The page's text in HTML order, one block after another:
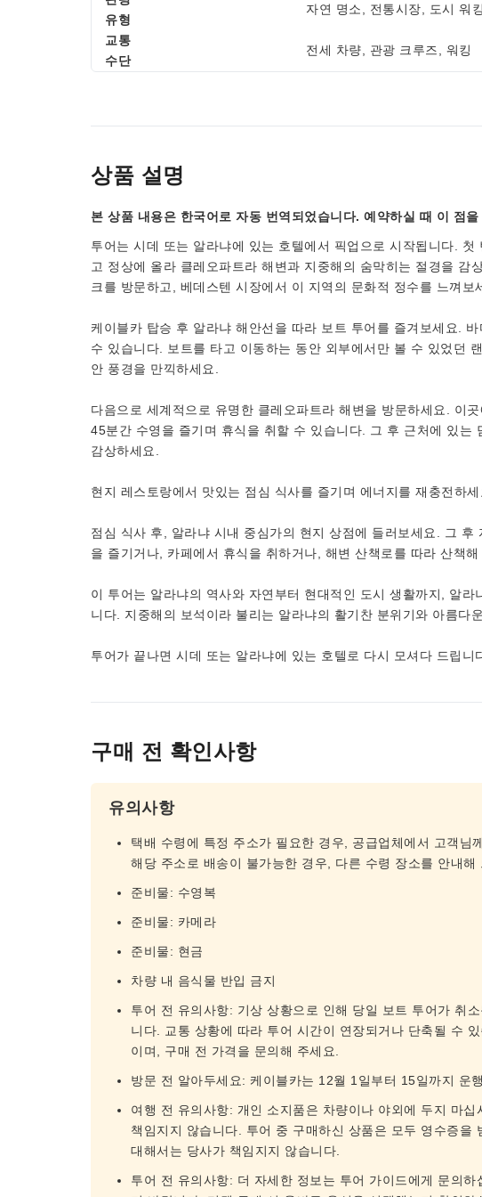
유형
자연 명소, 전통시장, 도시 워
교통
수단
전세 차량, 관광 크루즈, 워킹
상품 설명
본 상품 내용은 한국어로 자동 번역되었습니다. 예약하실 때 이 점
투어는 시데 또는 알라냐에 있는 호텔에서 픽업으로 시작됩니다.
고 정상에 올라 클레오파트라 해변과 지중해의 숨막히는 절경을 감
크를 방문하고, 베데스텐 시장에서 이 지역의 문화적 정수를 느껴보
케이블카 탑승 후 알라냐 해안선을 따라 보트 투어를 즐겨보세요.
수 있습니다. 보트를 타고 이동하는 동안 외부에서만 볼 수 있었던
안 풍경을 만끽하세요.
다음으로 세계적으로 유명한 클레오파트라 해변을 방문하세요. 이
45분간 수영을 즐기며 휴식을 취할 수 있습니다. 그 후 근처에 있는
감상하세요.
현지 레스토랑에서 맛있는 점심 식사를 즐기며 에너지를 재충전하
점심 식사 후, 알라냐 시내 중심가의 현지 상점에 들러보세요. 그 후
을 즐기거나, 카페에서 휴식을 취하거나, 해변 산책로를 따라 산책해
이 투어는 알라냐의 역사와 자연부터 현대적인 도시 생활까지, 알
니다. 지중해의 보석이라 불리는 알라냐의 활기찬 분위기와 아름다
투어가 끝나면 시데 또는 알라냐에 있는 호텔로 다시 모셔다 드립니
구매 전 확인사항
유의사항
택배 수령에 특정 주소가 필요한 경우, 공급업체에서 고객님
해당 주소로 배송이 불가능한 경우, 다른 수령 장소를 안내해
준비물: 수영복
준비물: 카메라
준비물: 현금
차량 내 음식물 반입 금지
투어 전 유의사항: 기상 상황으로 인해 당일 보트 투어가 취
니다. 교통 상황에 따라 투어 시간이 연장되거나 단축될 수
이며, 구매 전 가격을 문의해 주세요.
방문 전 알아두세요: 케이블카는 12월 1일부터 15일까지 운
여행 전 유의사항: 개인 소지품은 차량이나 야외에 두지 마
책임지지 않습니다. 투어 중 구매하신 상품은 모두 영수증을
대해서는 당사가 책임지지 않습니다.
투어 전 유의사항: 더 자세한 정보는 투어 가이드에게 문의